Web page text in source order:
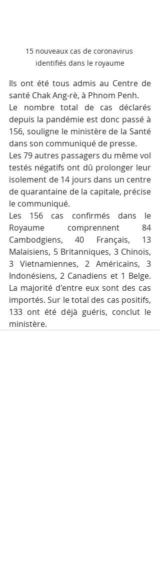
15 nouveaux cas de coronavirus
identifiés dans le royaume
Ils ont été tous admis au Centre de
santé Chak Ang-rè, à Phnom Penh.
Le nombre total de cas déclarés
depuis la pandémie est donc passé à
156, souligne le ministère de la Santé
dans son communiqué de presse.
Les 79 autres passagers du même vol
testés négatifs ont dû prolonger leur
isolement de 14 jours dans un centre
de quarantaine de la capitale, précise
le communiqué.
Les 156 cas confirmés dans le
Royaume comprennent 84
Cambodgiens, 40 Français, 13
Malaisiens, 5 Britanniques, 3 Chinois,
3 Vietnamiennes, 2 Américains, 3
Indonésiens, 2 Canadiens et 1 Belge.
La majorité d'entre eux sont des cas
importés. Sur le total des cas positifs,
133 ont été déjà guéris, conclut le
ministère.